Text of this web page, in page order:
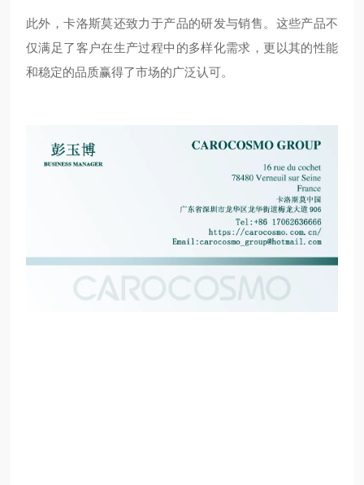
此外，卡洛斯莫还致力于产品的研发与销售。这些产品不
仅满足了客户在生产过程中的多样化需求，更以其的性能
和稳定的品质赢得了市场的广泛认可。